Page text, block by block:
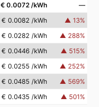
€ 0.0072 /kWh
—
€ 0.0082 /kWh ▲ 13%
€ 0.0282 /kWh ▲ 288%
€ 0.0446 /kWh ▲ 515%
€ 0.0255 /kWh ▲ 252%
€ 0.0485 /kWh ▲ 569%
€ 0.0435 /kWh ▲ 501%